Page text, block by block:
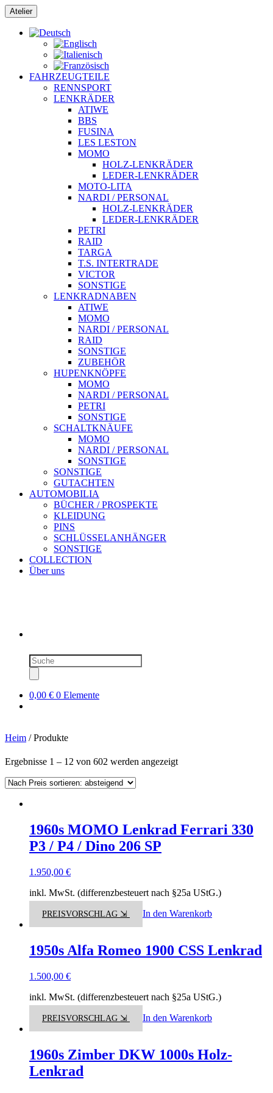
Zum
Inhalt
springen
Atelier
FAHRZEUGTEILE
RENNSPORT
LENKRÄDER
ATIWE
BBS
FUSINA
LES LESTON
MOMO
HOLZ-LENKRÄDER
LEDER-LENKRÄDER
MOTO-LITA
NARDI / PERSONAL
HOLZ-LENKRÄDER
LEDER-LENKRÄDER
PETRI
RAID
TARGA
T.S. INTERTRADE
VICTOR
SONSTIGE
LENKRADNABEN
ATIWE
MOMO
NARDI / PERSONAL
RAID
SONSTIGE
ZUBEHÖR
HUPENKNÖPFE
MOMO
NARDI / PERSONAL
PETRI
SONSTIGE
SCHALTKNÄUFE
MOMO
NARDI / PERSONAL
SONSTIGE
SONSTIGE
GUTACHTEN
AUTOMOBILIA
BÜCHER / PROSPEKTE
KLEIDUNG
PINS
SCHLÜSSELANHÄNGER
SONSTIGE
COLLECTION
Über uns
Produktsuche
0,00 € 0 Elemente
Heim / Produkte
Ergebnisse 1 – 12 von 602 werden angezeigtNach
1960s MOMO Lenkrad Ferrari 330
P3 / P4 / Dino 206 SP
1.950,00 €
inkl. MwSt. (differenzbesteuert nach §25a UStG.)
PREISVORSCHLAG ⇲ In den Warenkorb
1950s Alfa Romeo 1900 CSS Lenkrad
1.500,00 €
inkl. MwSt. (differenzbesteuert nach §25a UStG.)
PREISVORSCHLAG ⇲ In den Warenkorb
1960s Zimber DKW 1000s Holz-
Lenkrad